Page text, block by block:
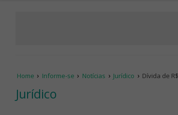
Home Informe-se Notícias Jurídico Dívida de
Jurídico